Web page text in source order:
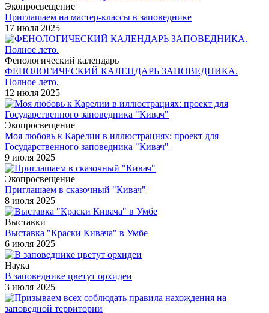
Экопросвещение
Приглашаем на мастер-классы в заповеднике
17 июля 2025
Фенологический календарь
ФЕНОЛОГИЧЕСКИЙ КАЛЕНДАРЬ ЗАПОВЕДНИКА.
Полное лето.
12 июля 2025
Экопросвещение
Моя любовь к Карелии в иллюстрациях: проект для
Государственного заповедника "Кивач"
9 июля 2025
Экопросвещение
Приглашаем в сказочный "Кивач"
8 июля 2025
Выставки
Выставка "Краски Кивача" в Умбе
6 июля 2025
Наука
В заповеднике цветут орхидеи
3 июля 2025